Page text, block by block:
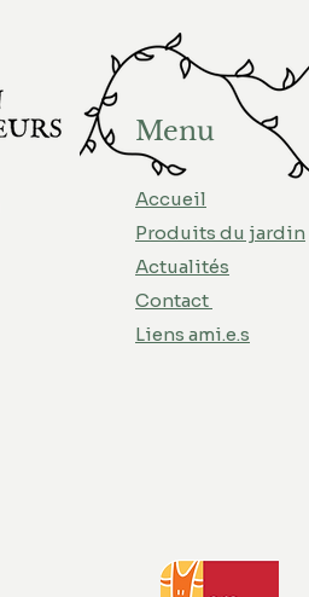
Menu
Accueil
Produits du jardin
Actualités
Contact
Liens ami.e.s